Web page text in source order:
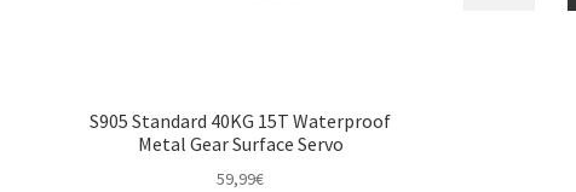
S905 Standard 40KG 15T Waterproof
Metal Gear Surface Servo
59,99€